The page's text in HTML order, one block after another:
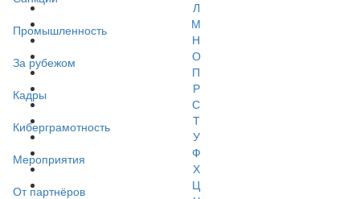
Промышленность
За рубежом
Кадры
Киберграмотность
Мероприятия
От партнёров
Л
М
Н
О
П
Р
С
Т
У
Ф
Х
Ц